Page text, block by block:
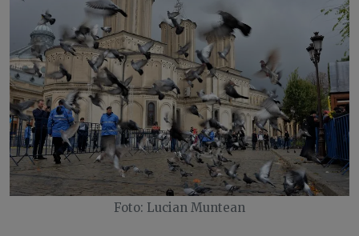
Foto: Lucian Muntean